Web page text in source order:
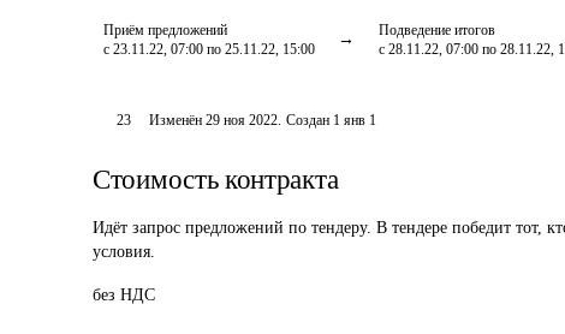
Приём предложений
с 23.11.22, 07:00 по 25.11.22, 15:00
Подведение итогов
с 28.11.22, 07:00 по 28.11.22,
23 Изменён29 ноя 2022. Создан 1 янв 1
Стоимость контракта
Идёт запрос предложений по тендеру. В тендере победит тот,
условия.
без НДС